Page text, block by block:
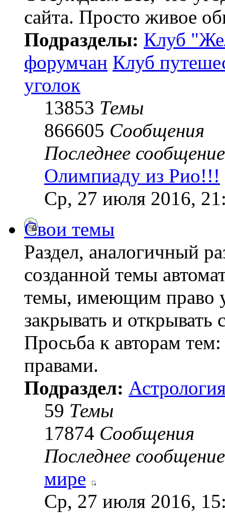
сайта. Просто живое
Подразделы: Клуб
форумчан Клуб
уголок
13853 Темы
866605 Сообщения
Последнее сообщение
Олимпиаду из Рио!!!
Ср, 27 июля 2016,
Свои темы
Раздел, аналогичный
созданной темы
темы, имеющим право
закрывать и открывать
Просьба к авторам
правами.
Подраздел:
59 Темы
17874 Сообщения
Последнее сообщение
мире
Ср, 27 июля 2016,